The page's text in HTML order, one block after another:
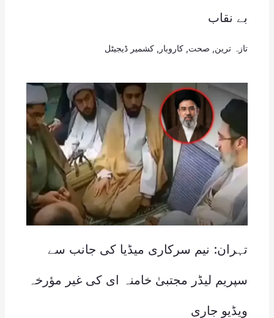
بے نقاب
تازہ ترین صحت کاروبار کشمیر ڈیجیٹل
تہران: نیم سرکاری میڈیا کی جانب سے
سپریم لیڈر مجتبیٰ خامنہ ای کی غیر مؤرخہ
ویڈیو جاری